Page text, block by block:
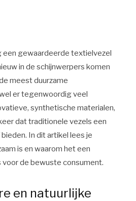
een gewaardeerde textielvezel
in de schijnwerpers komen
meest duurzame
er tegenwoordig veel
synthetische materialen,
dat traditionele vezels een
In dit artikel lees je
is en waarom het een
de bewuste consument.
en natuurlijke